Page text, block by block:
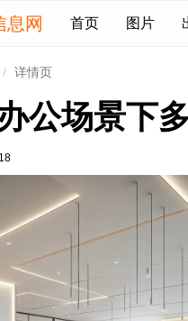
息网 首页 图片
详情页
公场景下